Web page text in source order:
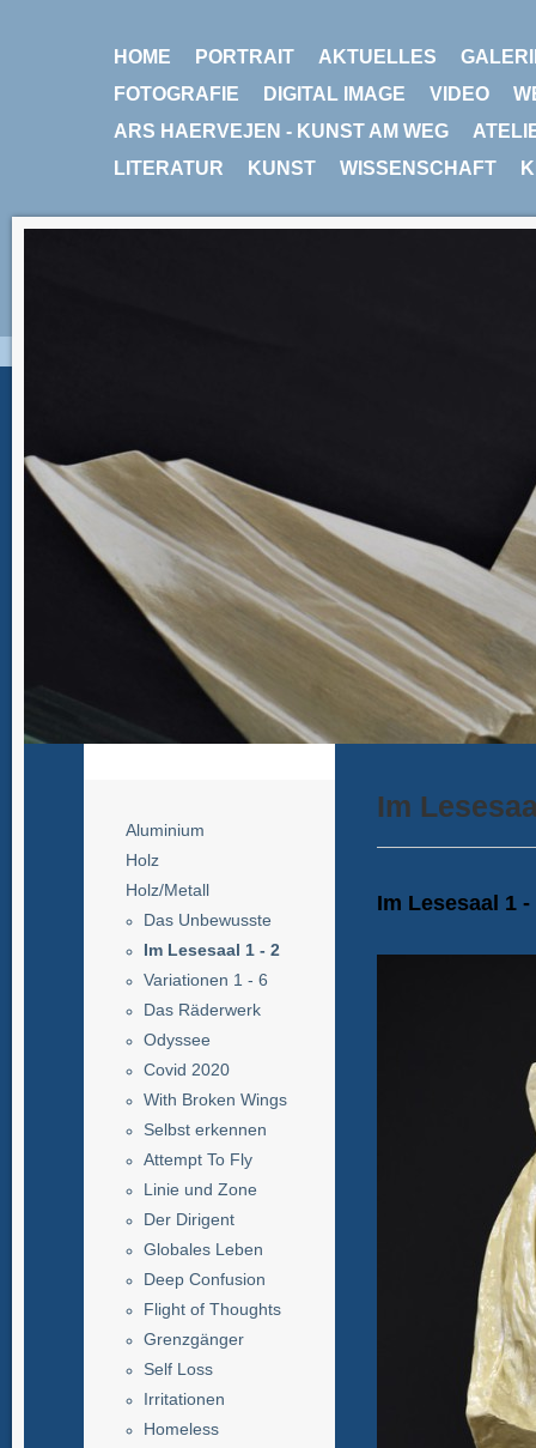
HOME PORTRAIT AKTUELLES
FOTOGRAFIE
DIGITAL IMAGE VIDEO
ARS HAERVEJEN - KUNST AM WEG
LITERATUR
KUNST WISSENSCHAFT
Aluminium
Holz
Holz/Metall
Das Unbewusste
Im Lesesaal 1 - 2
Variationen 1 - 6
Das Räderwerk
Odyssee
Covid 2020
With Broken Wings
Selbst erkennen
Attempt To Fly
Linie und Zone
Der Dirigent
Globales Leben
Deep Confusion
Flight of Thoughts
Grenzgänger
Self Loss
Irritationen
Homeless
Im
Im Lesesaal 1